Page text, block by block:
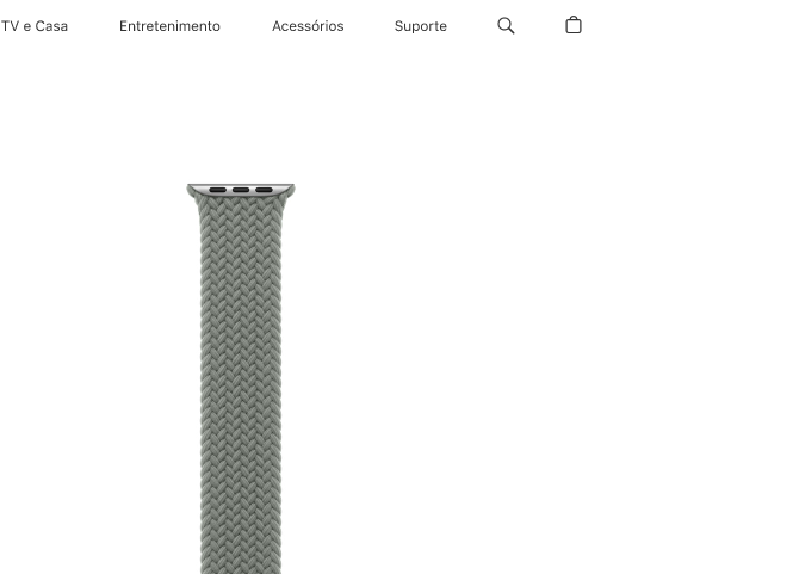
TV e Casa Entretenimento Acessórios Suporte